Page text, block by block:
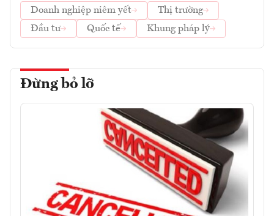
Doanh nghiệp niêm yết
Thị trường
Đầu tư
Quốc tế Khung pháp lý
Đừng bỏ lỡ